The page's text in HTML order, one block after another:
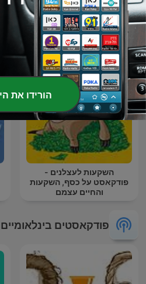
שקט : התפתחות אישית
לאנשים מופנמים
השקעות לעצלנים -
פודקאסט על כסף, השקעות
והחיים עצמם
פודקאסטים
הורידו את